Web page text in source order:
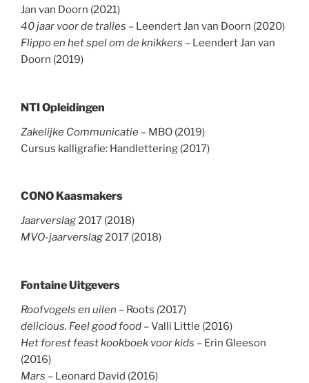
Jan van Doorn (2021)
40 jaar voor de tralies – Leendert Jan van Doorn (2020)
Flippo en het spel om de knikkers – Leendert Jan van
Doorn (2019)
NTI Opleidingen
Zakelijke Communicatie – MBO (2019)
Cursus kalligrafie: Handlettering (2017)
CONO Kaasmakers
Jaarverslag2017 (2018)
MVO-jaarverslag2017 (2018)
Fontaine Uitgevers
Roofvogels en uilen – Roots (2017)
delicious. Feel good food – Valli Little (2016)
Het forest feast kookboek voor kids – Erin Gleeson
(2016)
Mars – Leonard David (2016)